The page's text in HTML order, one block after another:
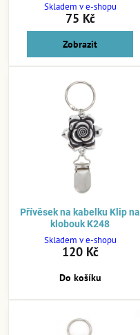
Skladem v e-shopu
75 Kč
Zobrazit
Přívěsek na kabelku Klip na
klobouk K248
Skladem v e-shopu
120 Kč
Do košíku